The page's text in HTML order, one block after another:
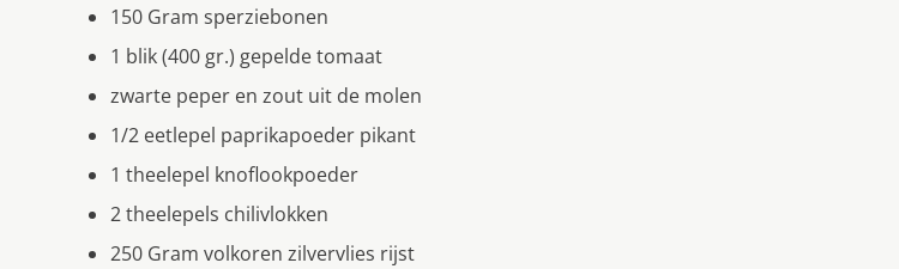
150 Gram sperziebonen
1 blik (400 gr.) gepelde tomaat
zwarte peper en zout uit de molen
1/2 eetlepel paprikapoeder pikant
1 theelepel knoflookpoeder
2 theelepels chilivlokken
250 Gram volkoren zilvervlies rijst